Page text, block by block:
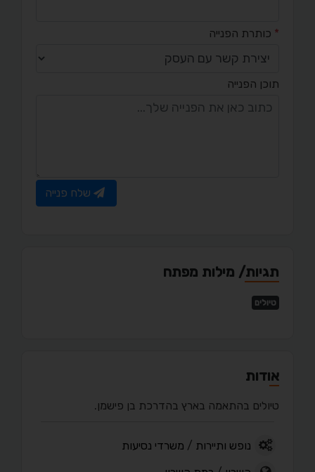
* כותרת הפנייה
תוכן הפנייה
שלח פנייה
תגיות/ מילות מפתח
טיולים
אודות
טיולים בהתאמה בארץ בהדרכת בן פישמן.
נופש ותיירות / משרדי נסיעות